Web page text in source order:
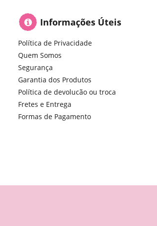
Informações Úteis
Política de Privacidade
Quem Somos
Segurança
Garantia dos Produtos
Política de devolucão ou troca
Fretes e Entrega
Formas de Pagamento